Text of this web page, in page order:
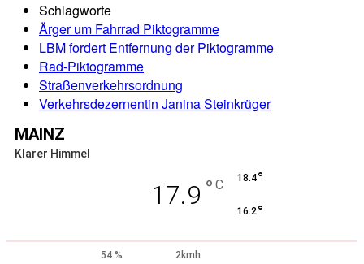
Schlagworte
Ärger um Fahrrad Piktogramme
LBM fordert Entfernung der Piktogramme
Rad-Piktogramme
Straßenverkehrsordnung
Verkehrsdezernentin Janina Steinkrüger
MAINZ
Klarer Himmel
17.9 ° C 18.4°
16.2°
54 %
2kmh